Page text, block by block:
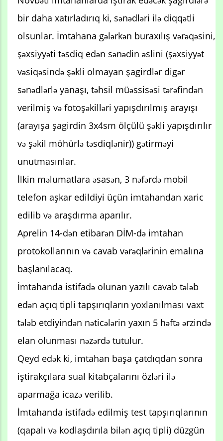
bir daha xatırladırıq ki, sənədləri ilə diqqətli
olsunlar. İmtahana gələrkən buraxılış vərəqəsini,
şəxsiyyəti təsdiq edən sənədin əslini (şəxsiyyət
vəsiqəsində şəkli olmayan şagirdlər digər
sənədlərlə yanaşı, təhsil müəssisəsi tərəfindən
verilmiş və fotoşəkilləri yapışdırılmış arayışı
(arayışa şagirdin 3x4sm ölçülü şəkli yapışdırılır
və şəkil möhürlə təsdiqlənir)) gətirməyi
unutmasınlar.
İlkin məlumatlara əsasən, 3 nəfərdə mobil
telefon aşkar edildiyi üçün imtahandan xaric
edilib və araşdırma aparılır.
Aprelin 14-dən etibarən DİM-də imtahan
protokollarının və cavab vərəqlərinin emalına
başlanılacaq.
İmtahanda istifadə olunan yazılı cavab tələb
edən açıq tipli tapşırıqların yoxlanılması vaxt
tələb etdiyindən nəticələrin yaxın 5 həftə ərzində
elan olunması nəzərdə tutulur.
Qeyd edək ki, imtahan başa çatdıqdan sonra
iştirakçılara sual kitabçalarını özləri ilə
aparmağa icazə verilib.
İmtahanda istifadə edilmiş test tapşırıqlarının
(qapalı və kodlaşdırıla bilən açıq tipli) düzgün